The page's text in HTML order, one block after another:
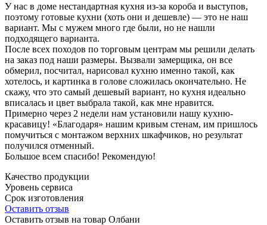
У нас в доме нестандартная кухня из-за короба и выступов,
поэтому готовые кухни (хоть они и дешевле) — это не наш
вариант. Мы с мужем много где были, но не нашли
подходящего варианта.
После всех походов по торговым центрам мы решили делать
на заказ под наши размеры. Вызвали замерщика, он все
обмерил, посчитал, нарисовал кухню именно такой, как
хотелось, и картинка в голове сложилась окончательно. Не
скажу, что это самый дешевый вариант, но кухня идеально
вписалась и цвет выбрала такой, как мне нравится.
Примерно через 2 недели нам установили нашу кухню-
красавицу! «Благодаря» нашим кривым стенам, им пришлось
помучиться с монтажом верхних шкафчиков, но результат
получился отменный.
Большое всем спасибо! Рекомендую!
Качество продукции
Уровень сервиса
Срок изготовления
Оставить отзыв
Оставить отзыв на товар Олбани